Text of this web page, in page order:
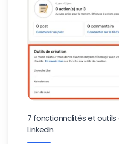
7 fonctionnalités et
LinkedIn